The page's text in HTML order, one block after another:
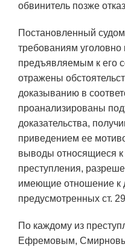
обвинитель позже
Постановленный судом
требованиям уголовно
предъявляемым к его
отражены
доказыванию в
проанализированы
доказательства,
приведением ее
выводы относящиеся
преступления,
имеющие отношение к
предусмотренных ст.
По каждому из
Ефремовым,